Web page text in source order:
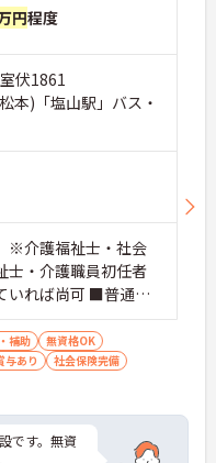
康的に働き
ていること
ベートの時
なキャリア
、年2回の
れる仕組み
リアアップ
務のストレ
マートフォ
業所への移
する体制が
す
円程度
伏1861
本)「塩山駅」バス・
介護福祉士・社会
士・介護職員初任者
いれば尚可 ■普通自
限定可）■ワード入
補助
無資格OK
与あり
社会保険完備
です。無資